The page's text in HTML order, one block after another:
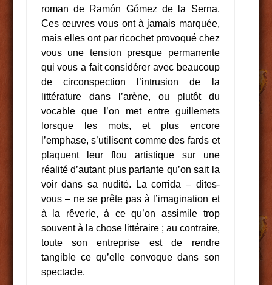
roman de Ramón Gómez de la Serna.
Ces œuvres vous ont à jamais marquée,
mais elles ont par ricochet provoqué chez
vous une tension presque permanente
qui vous a fait considérer avec beaucoup
de circonspection l’intrusion de la
littérature dans l’arène, ou plutôt du
vocable que l’on met entre guillemets
lorsque les mots, et plus encore
l’emphase, s’utilisent comme des fards et
plaquent leur flou artistique sur une
réalité d’autant plus parlante qu’on sait la
voir dans sa nudité. La corrida – dites-
vous – ne se prête pas à l’imagination et
à la rêverie, à ce qu’on assimile trop
souvent à la chose littéraire ; au contraire,
toute son entreprise est de rendre
tangible ce qu’elle convoque dans son
spectacle.